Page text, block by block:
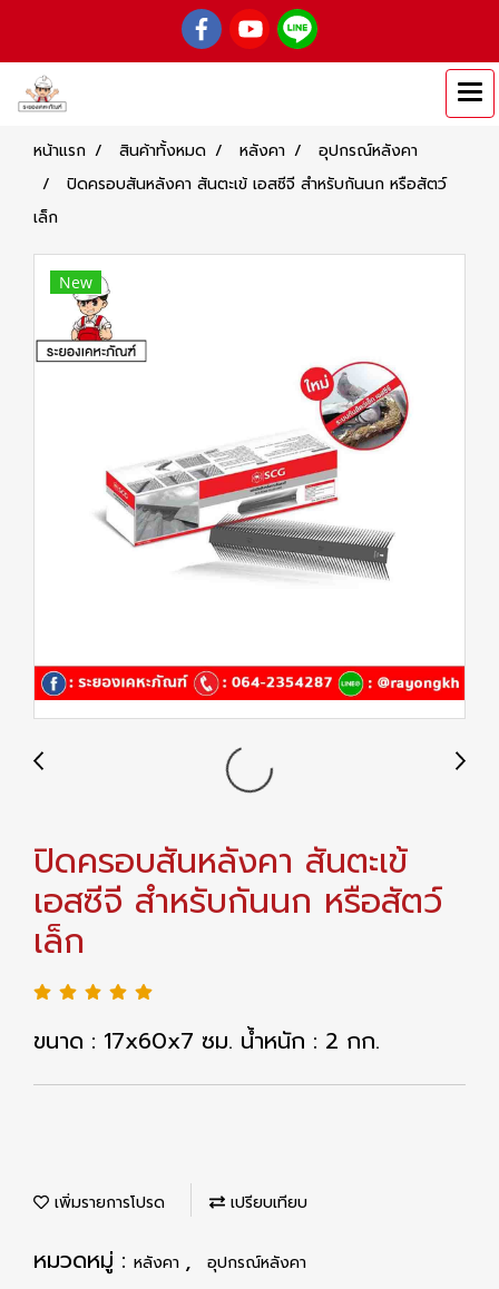
หน้าแรก สินค้าทั้งหมด หลังคา
อุปกรณ์หลังคา
ปิดครอบสันหลังคา สันตะเข้ เอสซีจี สำหรับกันนก หรือสัตว์
เล็ก
New
ปิดครอบสันหลังคา สันตะเข้
เอสซีจี สำหรับกันนก หรือสัตว์
เล็ก
ขนาด : 17x60x7 ซม. น้ำหนัก : 2 กก.
เพิ่มรายการโปรด เปรียบเทียบ
หมวดหมู่ : หลังคา , อุปกรณ์หลังคา